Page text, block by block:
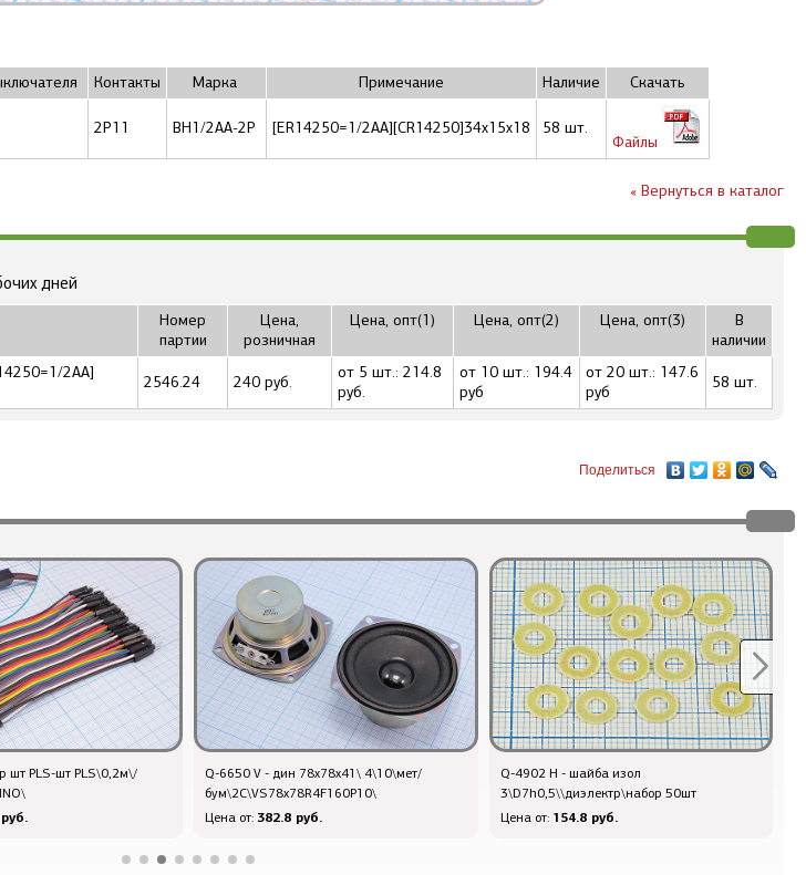
Контакты Марка Примечание Наличие Скачать
2P11 BH1/2AA-2P [ER14250=1/2AA][CR14250]34x15x18 58 шт.
Файлы
« Вернуться в каталог
дней
Номер
партии
Цена,
розничная
Цена, опт(1) Цена, опт(2) Цена, опт(3)
В
наличии
2AA]
2546.24 240 руб.
от 5 шт.: 214.8
руб.
от 10 шт.: 194.4
руб
от 20 шт.: 147.6
руб
58 шт.
Поделиться
шт PLS-шт PLS\0,2м\/
Q-6650 V - дин 78x78x41\ 4\10\мет/
бум\2C\VS78x78R4F160P10\
Цена от: 382.8 руб.
Q-4902 Н - шайба изол
3\D7h0,5\\диэлектр\набор 50шт
Цена от: 154.8 руб.